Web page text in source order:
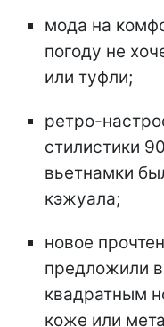
мода на
погоду не
или туфли;
ретро-
стилистики
вьетнамки
кэжуала;
новое
предложили
квадратным
коже или